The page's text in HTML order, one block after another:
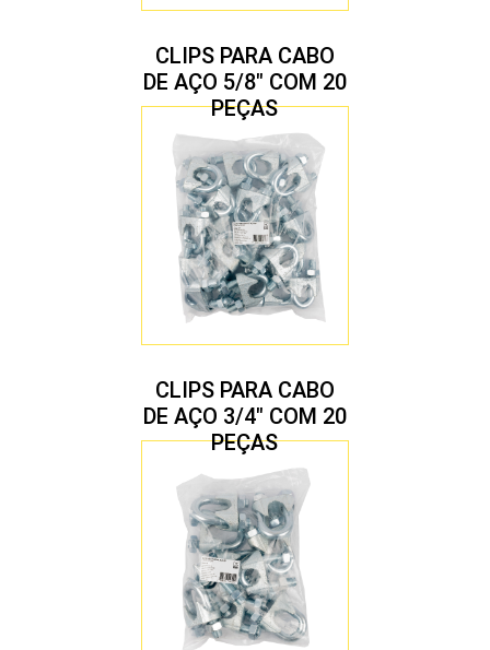
CLIPS PARA CABO
DE AÇO 5/8″ COM 20
PEÇAS
CLIPS PARA CABO
DE AÇO 3/4″ COM 20
PEÇAS